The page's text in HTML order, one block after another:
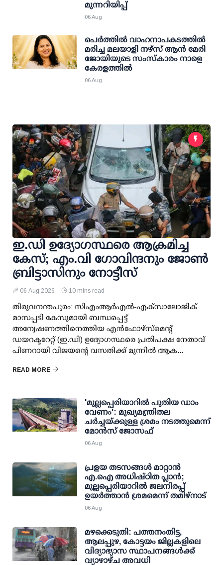
മുന്നറിയിപ്പ്
06 Aug
പെർത്തിൽ വാഹനാപകടത്തിൽ
മരിച്ച മലയാളി നഴ്സ് ആൻ മേരി
ജോയിയുടെ സംസ്കാരം നാളെ
കേരളത്തിൽ
06 Aug
ഇ.ഡി ഉദ്യോഗസ്ഥരെ ആക്രമിച്ച
കേസ്; എം.വി ഗോവിന്ദനും ജോണ്‍
ബ്രിട്ടാസിനും നോട്ടീസ്
06 Aug 2026 10 mins read
തിരുവനന്തപുരം: സിഎംആര്‍എല്‍-എക്‌സാലോജിക്
മാസപ്പടി കേസുമായി ബന്ധപ്പെട്ട്
അന്വേഷണത്തിനെത്തിയ എന്‍ഫോഴ്സ്മെന്റ്
ഡയറക്ടറേറ്റ് (ഇ.ഡി) ഉദ്യോഗസ്ഥരെ പ്രതിപക്ഷ നേതാവ്
പിണറായി വിജയന്റെ വസതിക്ക് മുന്നില്‍ ആക...
READ MORE
'മുല്ലപ്പെരിയാറില്‍ പുതിയ ഡാം
വേണം': മുഖ്യമന്ത്രിതല
ചര്‍ച്ചയ്ക്കുള്ള ശ്രമം നടത്തുമെന്ന്
മോന്‍സ് ജോസഫ്
06 Aug
പ്രളയ തടസങ്ങള്‍ മാറ്റാന്‍
എ.ഐ അധിഷ്ഠിത പ്ലാന്‍;
മുല്ലപ്പെരിയാറില്‍ ജലനിരപ്പ്
ഉയര്‍ത്താന്‍ ശ്രമമെന്ന് തമിഴ്നാട്
06 Aug
മഴക്കെടുതി: പത്തനംതിട്ട,
ആലപ്പുഴ, കോട്ടയം ജില്ലകളിലെ
വിദ്യാഭ്യാസ സ്ഥാപനങ്ങള്‍ക്ക്
വ്യാഴാഴ്ച അവധി